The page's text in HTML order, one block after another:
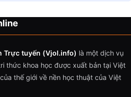
Trực tuyến (Vjol.info) là một dịch vụ
thức khoa học được xuất bản tại Việt
thế giới về nền học thuật của Việt